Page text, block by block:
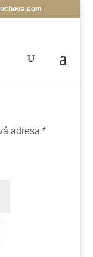
adresa *